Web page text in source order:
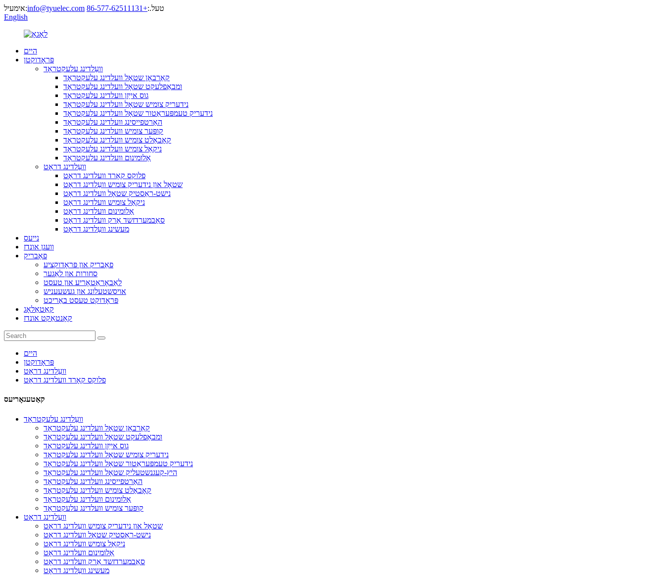
אימעיל:info@tyuelec.com טעל.:+86-577-62511131
English
היים
פּראָדוקטן
וועַלדינג עלעקטראָד
קאַרבאָן שטאָל וועלדינג עלעקטראָד
ומבאַפלעקט שטאָל וועלדינג עלעקטראָד
גוס אייַזן וועלדינג עלעקטראָד
נידעריק צומיש שטאָל וועלדינג עלעקטראָד
נידעריק טעמפּעראַטור שטאָל וועלדינג עלעקטראָד
האַרטפייסינג וועלדינג עלעקטראָד
קופּער צומיש וועלדינג עלעקטראָד
קאָבאַלט צומיש וועלדינג עלעקטראָד
ניקאַל צומיש וועלדינג עלעקטראָד
אַלומינום וועלדינג עלעקטראָד
וועַלדינג דראָט
פלוקס קאָרד וועלדינג דראָט
שטאָל און נידעריק צומיש וועַלדינג דראָט
נישט-ראַסטיק שטאָל וועלדינג דראָט
ניקאַל צומיש וועלדינג דראָט
אַלומינום וועלדינג דראָט
סאַבמערדזשד אַרק וועלדינג דראָט
מעשינג וועַלדינג דראָט
נייעס
וועגן אונדז
פאַבריק
פאַבריק און פּראָדוקציע
סחורות און לאַגער
לאַבאָראַטאָריע און טעסט
אויסשטעלונג און געשעעניש
פּראָדוקט טעסט באַריכט
קאַטאַלאָג
קאָנטאַקט אונדז
היים
פּראָדוקטן
וועַלדינג דראָט
פלוקס קאָרד וועלדינג דראָט
קאַטעגאָריעס
וועַלדינג עלעקטראָד
קאַרבאָן שטאָל וועלדינג עלעקטראָד
ומבאַפלעקט שטאָל וועלדינג עלעקטראָד
גוס אייַזן וועלדינג עלעקטראָד
נידעריק צומיש שטאָל וועלדינג עלעקטראָד
נידעריק טעמפּעראַטור שטאָל וועלדינג עלעקטראָד
היץ-קעגנשטעליק שטאָל וועלדינג עלעקטראָד
האַרטפייסינג וועלדינג עלעקטראָד
קאָבאַלט צומיש וועלדינג עלעקטראָד
אַלומינום וועלדינג עלעקטראָד
קופּער צומיש וועלדינג עלעקטראָד
וועַלדינג דראָט
שטאָל און נידעריק צומיש וועַלדינג דראָט
נישט-ראַסטיק שטאָל וועלדינג דראָט
ניקאַל צומיש וועלדינג דראָט
אַלומינום וועלדינג דראָט
סאַבמערדזשד אַרק וועלדינג דראָט
מעשינג וועַלדינג דראָט